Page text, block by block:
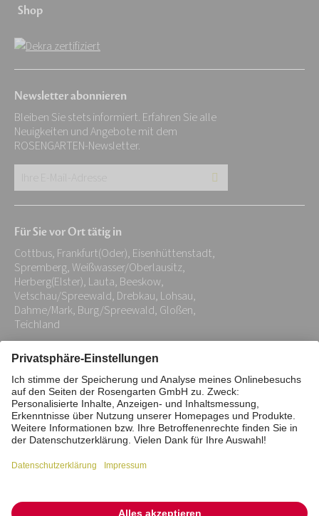
Shop
Newsletter abonnieren
Bleiben Sie stets informiert. Erfahren Sie alle
Neuigkeiten und Angebote mit dem
ROSENGARTEN-Newsletter.
Adresse:
*
Für Sie vor Ort tätig in
Cottbus, Frankfurt(Oder), Eisenhüttenstadt,
Spremberg, Weißwasser/Oberlausitz,
Herberg(Elster), Lauta, Beeskow,
Vetschau/Spreewald, Drebkau, Lohsau,
Dahme/Mark, Burg/Spreewald, Gloßen,
Teichland
Impressum Datenschutz
Stiftung
Interne Meldestelle
Zahlungsmittel
Barrierefreiheitserklärung
Vertrag widerrufen